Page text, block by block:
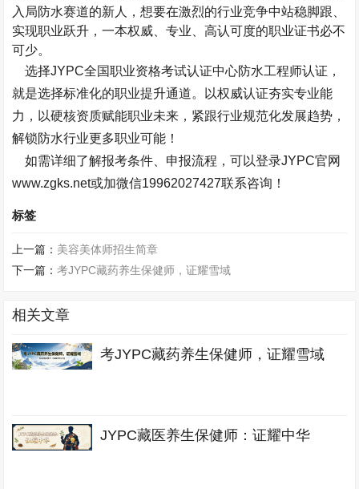
入局防水赛道的新人，想要在激烈的行业竞争中站稳脚跟、
实现职业跃升，一本权威、专业、高认可度的职业证书必不
可少。
选择JYPC全国职业资格考试认证中心防水工程师认证，
就是选择标准化的职业提升通道。以权威认证夯实专业能
力，以硬核资质赋能职业未来，紧跟行业规范化发展趋势，
解锁防水行业更多职业可能！
如需详细了解报考条件、申报流程，可以登录JYPC官网
www.zgks.net或加微信19962027427联系咨询！
标签
上一篇： 美容美体师招生简章
下一篇：考JYPC藏药养生保健师，证耀雪域
相关文章
考JYPC藏药养生保健师，证耀雪域
JYPC藏医养生保健师：证耀中华